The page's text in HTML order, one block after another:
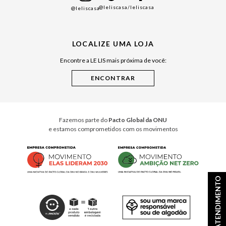
ATENDIMENTO
Cuidados Casa
@leliscasa@leliscasa/leliscasa
LOCALIZE UMA LOJA
Encontre a LE LIS mais próxima de você:
Fazemos parte do Pacto Global da ONU
e estamos comprometidos com os movimentos